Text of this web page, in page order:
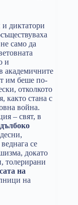
и диктатори
само да
и
академичните
им беше по-
отколкото
както стана с
война.
– свят, в
се
докато
толерирани
на
на